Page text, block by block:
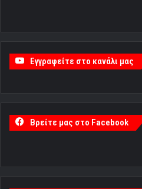
Εγγραφείτε στο κανάλι μας
Βρείτε μας στο Facebook